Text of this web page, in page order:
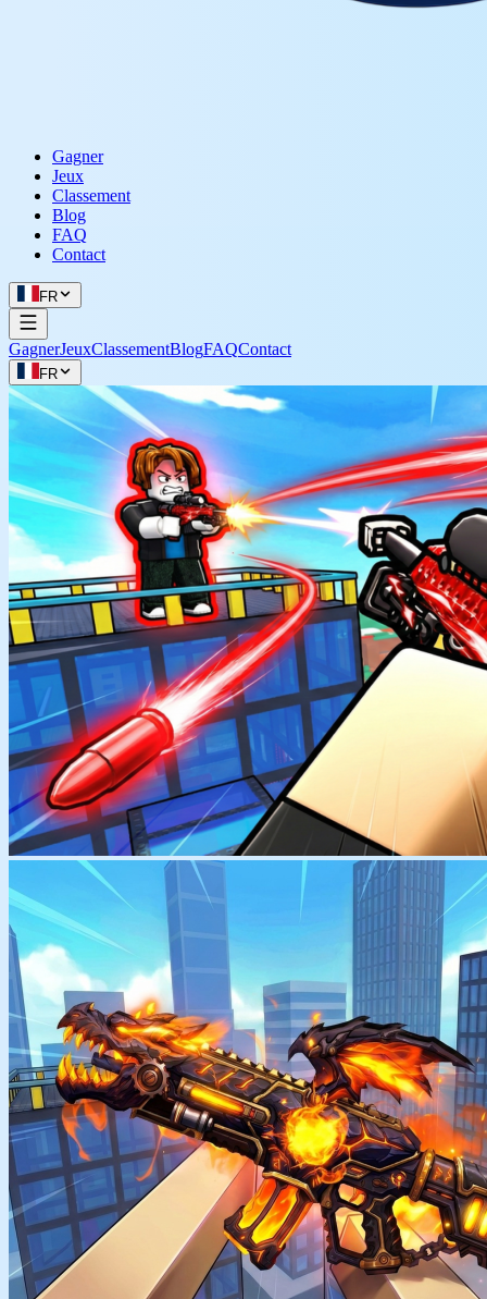
Gagner
Jeux
Classement
Blog
FAQ
Contact
FR
GagnerJeuxClassementBlogFAQContact
FR